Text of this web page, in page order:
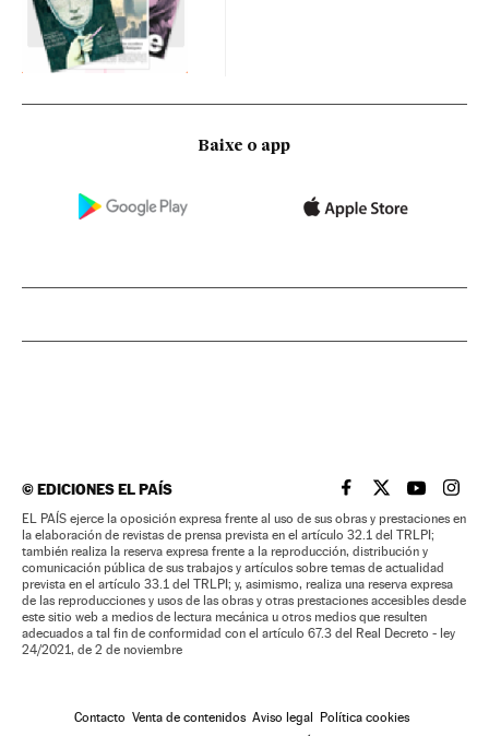
Baixe o app
©EDICIONES EL PAÍS EL PAÍS BRASIL EN
EL PAÍSEL PAÍS
EL
EL PAÍS ejerce la oposición expresa frente al uso de sus obras y prestaciones en
la elaboración de revistas de prensa prevista en el artículo 32.1 del TRLPI;
también realiza la reserva expresa frente a la reproducción, distribución y
comunicación pública de sus trabajos y artículos sobre temas de actualidad
prevista en el artículo 33.1 del TRLPI; y, asimismo, realiza una reserva expresa
de las reproducciones y usos de las obras y otras prestaciones accesibles desde
este sitio web a medios de lectura mecánica u otros medios que resulten
adecuados a tal fin de conformidad con el artículo 67.3 del Real Decreto - ley
24/2021, de 2 de noviembre
Contacto Venta de contenidos Aviso legal Política cookies